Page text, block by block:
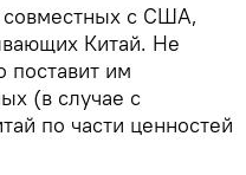
совместных с США,
Китай. Не
поставит им
(в случае с
по части ценностей